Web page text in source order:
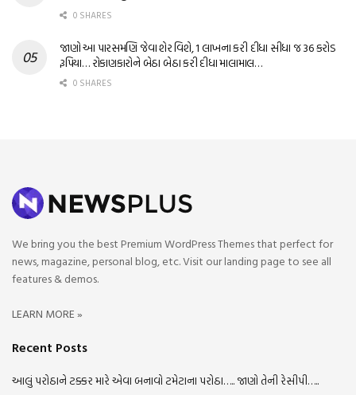
0 SHARES
જાણો આ પારસમણિ જેવા શેર વિશે, 1 લાખના કરી દીધા સીધા જ 36 કરોડ
રૂપિયા… રોકાણકારોને બેઠા બેઠા કરી દીધા માલામાલ…
0 SHARES
We bring you the best Premium WordPress Themes that perfect for
news, magazine, personal blog, etc. Visit our landing page to see all
features & demos.
LEARN MORE »
Recent Posts
આલું પરોઠાને ટક્કર મારે એવા બનાવો ટમેટાના પરોઠા….. જાણો તેની રેસીપી…..